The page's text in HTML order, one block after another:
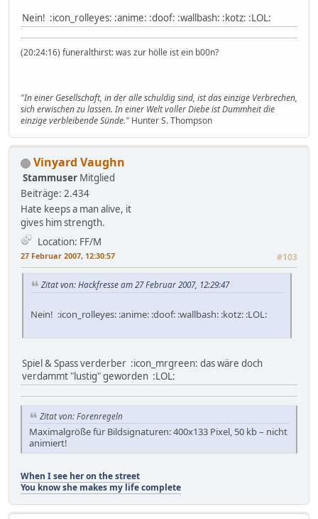
Nein! :icon_rolleyes: :anime: :doof: :wallbash: :kotz: :LOL:
(20:24:16) funeralthirst: was zur hölle ist ein b00n?
"In einer Gesellschaft, in der alle schuldig sind, ist das einzige Verbrechen,
sich erwischen zu lassen. In einer Welt voller Diebe ist Dummheit die
einzige verbleibende Sünde." Hunter S. Thompson
Vinyard Vaughn
Stammuser Mitglied
Beiträge: 2.434
Hate keeps a man alive, it
gives him strength.
Location: FF/M
27 Februar 2007, 12:30:57 #103
Zitat von: Hackfresse am 27 Februar 2007, 12:29:47
Nein! :icon_rolleyes: :anime: :doof: :wallbash: :kotz: :LOL:
Spiel & Spass verderber :icon_mrgreen: das wäre doch
verdammt "lustig" geworden :LOL:
Zitat von: Forenregeln
Maximalgröße für Bildsignaturen: 400x133 Pixel, 50 kb – nicht
animiert!
When I see her on the street
You know she makes my life complete